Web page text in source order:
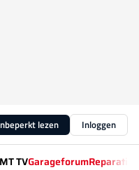
lezen Inloggen
TVGarageforum